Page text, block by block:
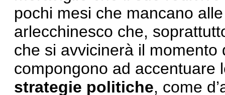
pochi mesi che mancano
arlecchinesco che,
che si avvicinerà il
compongono ad accentuare
strategie politiche, come